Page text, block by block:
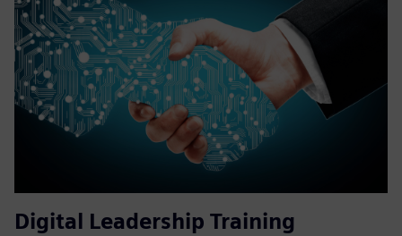
Digital Leadership Training